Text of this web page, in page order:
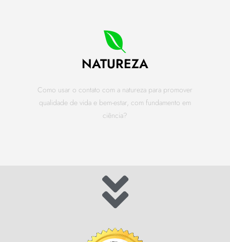
NATUREZA
Como usar o contato com a natureza para promover
qualidade de vida e bem-estar, com fundamento em
ciência?